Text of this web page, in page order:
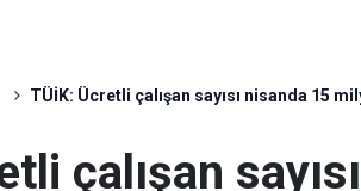
TÜİK: Ücretli çalışan sayısı nisanda 15
çalışan